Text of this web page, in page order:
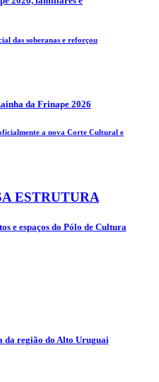
das soberanas e reforçou
da Frinape 2026
a nova Corte Cultural e
ESTRUTURA
e espaços do Pólo de Cultura
da região do Alto Uruguai